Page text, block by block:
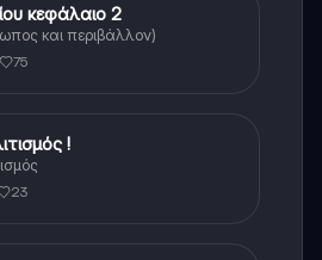
κεφάλαιο 2
και περιβάλλον)
75
!
23